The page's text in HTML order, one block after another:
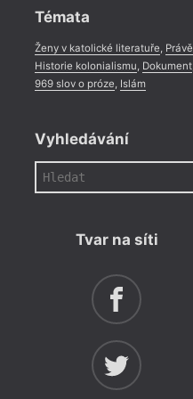
Témata
Ženy v katolické literatuře
Historie kolonialismu Dokument,
969 slov o próze Islám
Vyhledávání
Tvar na síti